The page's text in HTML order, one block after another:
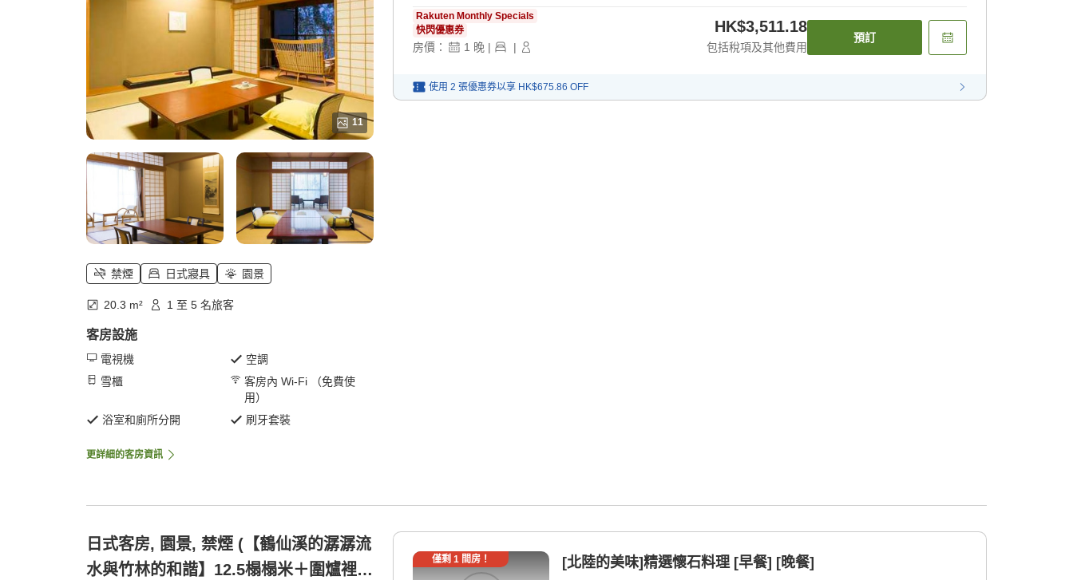
11
禁煙 日式寢具 園景
20.3 m² 1 至 5 名旅客
客房設施
電視機
空調
雪櫃
客房內 Wi-Fi （免費使
用）
浴室和廁所分開
刷牙套裝
更詳細的客房資訊
Rakuten Monthly Specials
快閃優惠券
房價： 1 晚 | |
HK$3,511.18
包括稅項及其他費用
預訂
使用 2 張優惠券以享 HK$675.86 OFF
日式客房, 園景, 禁煙 (【鶴仙溪的潺潺流
水與竹林的和諧】12.5榻榻米＋圍爐裡的
僅剩 1間房！ [北陸的美味]精選懷石料理 [早餐] [晚餐]